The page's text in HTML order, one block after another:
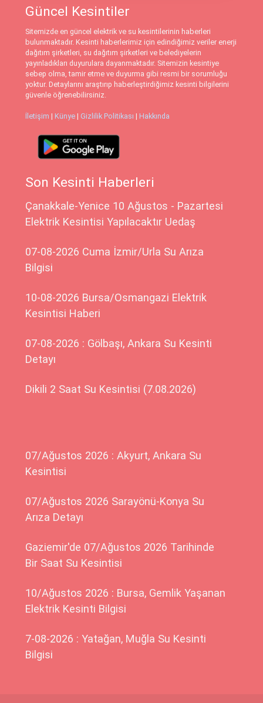
Güncel Kesintiler
Sitemizde en güncel elektrik ve su kesintilerinin haberleri
bulunmaktadır. Kesinti haberlerimiz için edindiğimiz veriler enerji
dağıtım şirketleri, su dağıtım şirketleri ve belediyelerin
yayınladıkları duyurulara dayanmaktadır. Sitemizin kesintiye
sebep olma, tamir etme ve duyurma gibi resmi bir sorumluğu
yoktur. Detaylarını araştırıp haberleştirdiğimiz kesinti bilgilerini
güvenle öğrenebilirsiniz.
İletişim | Künye | Gizlilik Politikası | Hakkında
Son Kesinti Haberleri
Çanakkale-Yenice 10 Ağustos - Pazartesi
Elektrik Kesintisi Yapılacaktır Uedaş
07-08-2026 Cuma İzmir/Urla Su Arıza
Bilgisi
10-08-2026 Bursa/Osmangazi Elektrik
Kesintisi Haberi
07-08-2026 : Gölbaşı, Ankara Su Kesinti
Detayı
Dikili 2 Saat Su Kesintisi (7.08.2026)
07/Ağustos 2026 : Akyurt, Ankara Su
Kesintisi
07/Ağustos 2026 Sarayönü-Konya Su
Arıza Detayı
Gaziemir'de 07/Ağustos 2026 Tarihinde
Bir Saat Su Kesintisi
10/Ağustos 2026 : Bursa, Gemlik Yaşanan
Elektrik Kesinti Bilgisi
7-08-2026 : Yatağan, Muğla Su Kesinti
Bilgisi